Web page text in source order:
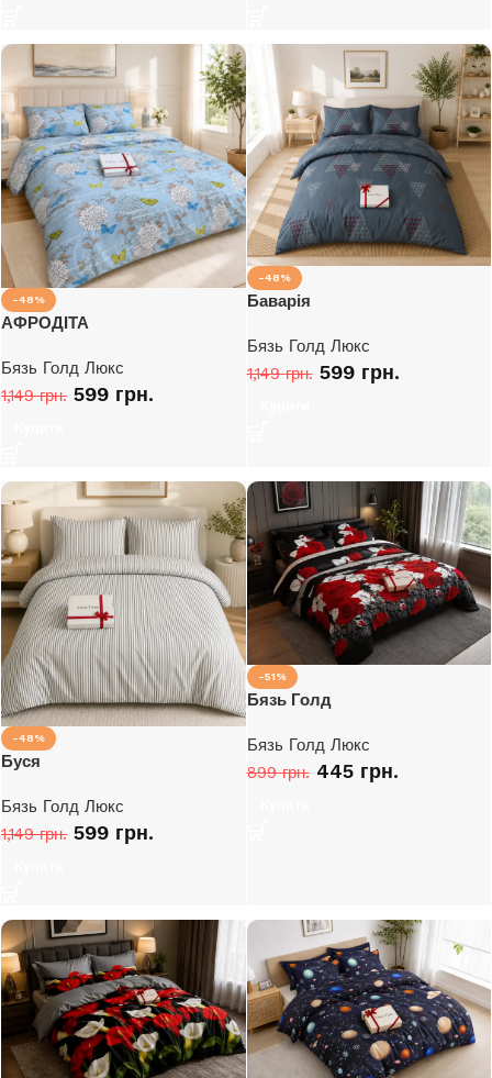
-48%
АФРОДІТА
Бязь Голд Люкс
1,149грн. 599 грн.
-48%
Баварія
Бязь Голд Люкс
1,149грн. 599 грн.
-48%
Буся
Бязь Голд Люкс
1,149грн. 599 грн.
-51%
Бязь Голд
Бязь Голд Люкс
899грн. 445 грн.